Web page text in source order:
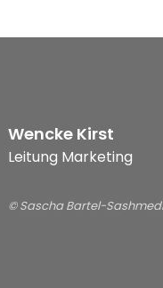
Wencke Kirst
Leitung Marketing
© Sascha Bartel-